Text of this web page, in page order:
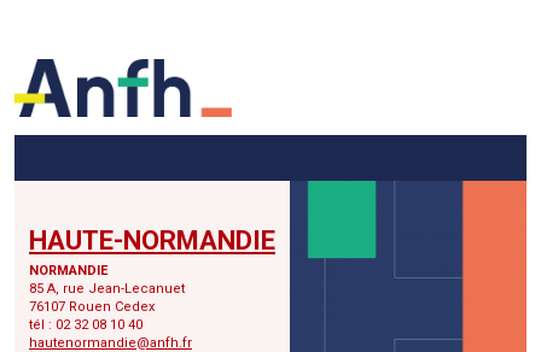
HAUTE-NORMANDIE
NORMANDIE
85 A, rue Jean-Lecanuet
76107 Rouen Cedex
tél : 02 32 08 10 40
hautenormandie@anfh.fr